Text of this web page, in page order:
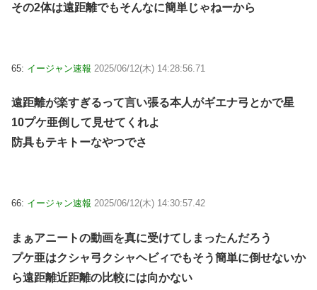
その2体は遠距離でもそんなに簡単じゃねーから
65: イージャン速報 2025/06/12(木) 14:28:56.71
遠距離が楽すぎるって言い張る本人がギエナ弓とかで星
10プケ亜倒して見せてくれよ
防具もテキトーなやつでさ
66: イージャン速報 2025/06/12(木) 14:30:57.42
まぁアニートの動画を真に受けてしまったんだろう
プケ亜はクシャ弓クシャヘビィでもそう簡単に倒せないか
ら遠距離近距離の比較には向かない